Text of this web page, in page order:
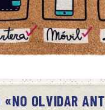
«NO OLVIDAR